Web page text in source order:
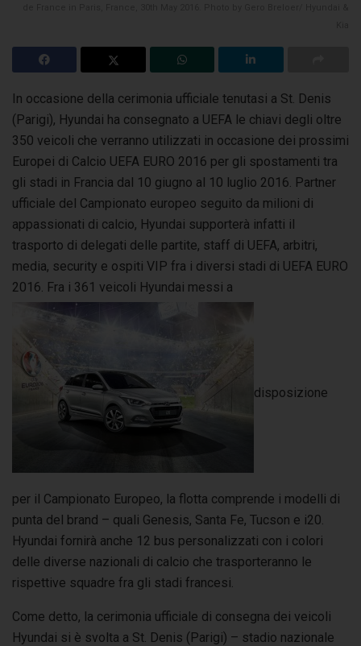
In occasione della cerimonia ufficiale tenutasi a St. Denis
(Parigi), Hyundai ha consegnato a UEFA le chiavi degli oltre
350 veicoli che verranno utilizzati in occasione dei prossimi
Europei di Calcio UEFA EURO 2016 per gli spostamenti tra
gli stadi in Francia dal 10 giugno al 10 luglio 2016. Partner
ufficiale del Campionato europeo seguito da milioni di
appassionati di calcio, Hyundai supporterà infatti il
trasporto di delegati delle partite, staff di UEFA, arbitri,
media, security e ospiti VIP fra i diversi stadi di UEFA EURO
2016. Fra i 361 veicoli Hyundai messi a
disposizione
per il Campionato Europeo, la flotta comprende i modelli di
punta del brand – quali Genesis, Santa Fe, Tucson e i20.
Hyundai fornirà anche 12 bus personalizzati con i colori
delle diverse nazionali di calcio che trasporteranno le
rispettive squadre fra gli stadi francesi.
Come detto, la cerimonia ufficiale di consegna dei veicoli
Hyundai si è svolta a St. Denis (Parigi) – stadio nazionale